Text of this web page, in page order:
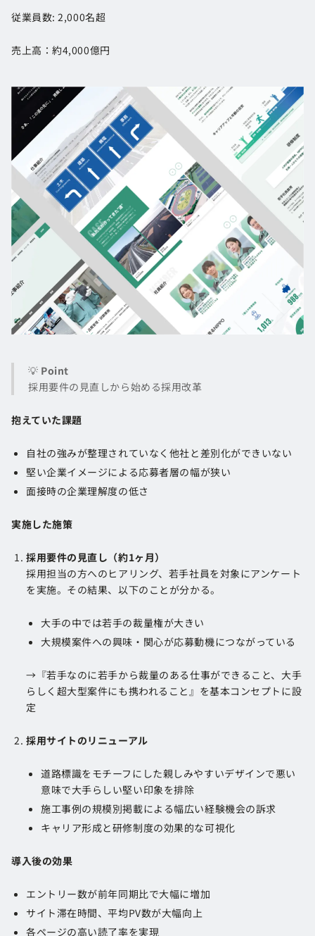
従業員数: 2,000名超
売上高：約4,000億円
💡 Point
採用要件の見直しから始める採用改革
抱えていた課題
自社の強みが整理されていなく他社と差別化ができいない
堅い企業イメージによる応募者層の幅が狭い
面接時の企業理解度の低さ
実施した施策
採用要件の見直し（約1ヶ月）
採用担当の方へのヒアリング、若手社員を対象にアンケート
を実施。その結果、以下のことが分かる。
大手の中では若手の裁量権が大きい
大規模案件への興味・関心が応募動機につながっている
→『若手なのに若手から裁量のある仕事ができること、大手
らしく超大型案件にも携われること』を基本コンセプトに設
定
採用サイトのリニューアル
道路標識をモチーフにした親しみやすいデザインで悪い
意味で大手らしい堅い印象を排除
施工事例の規模別掲載による幅広い経験機会の訴求
キャリア形成と研修制度の効果的な可視化
導入後の効果
エントリー数が前年同期比で大幅に増加
サイト滞在時間、平均PV数が大幅向上
各ページの高い読了率を実現